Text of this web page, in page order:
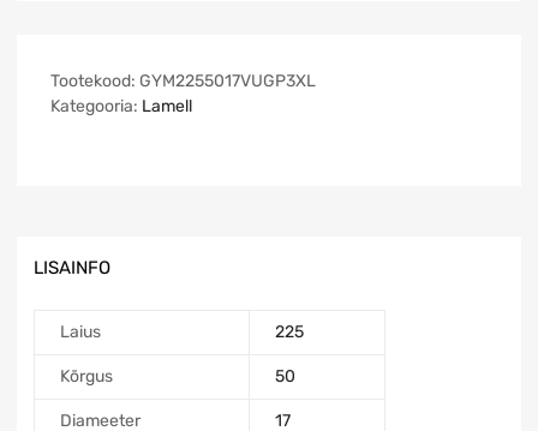
Tootekood: GYM2255017VUGP3XL
Kategooria: Lamell
LISAINFO
Laius 225
Kõrgus 50
Diameeter 17